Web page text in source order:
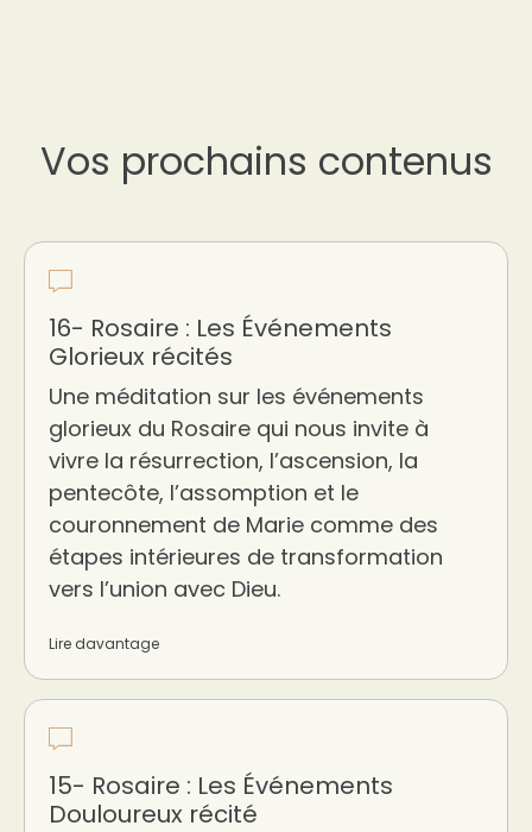
Vos prochains contenus
16- Rosaire : Les Événements
Glorieux récités
Une méditation sur les événements
glorieux du Rosaire qui nous invite à
vivre la résurrection, l’ascension, la
pentecôte, l’assomption et le
couronnement de Marie comme des
étapes intérieures de transformation
vers l’union avec Dieu.
Lire davantage
15- Rosaire : Les Événements
Douloureux récité